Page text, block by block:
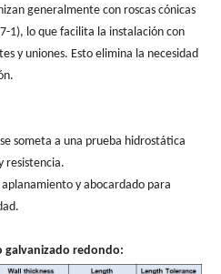
generalmente con roscas cónicas
1), lo que facilita la instalación con
y uniones. Esto elimina la necesidad
someta a una prueba hidrostática
resistencia.
y abocardado para
galvanizado redondo: